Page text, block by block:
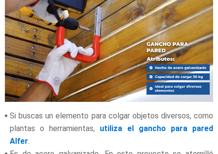
Si buscas un elemento para colgar objetos diversos, como
plantas o herramientas, utiliza el gancho para pared
Alfer.